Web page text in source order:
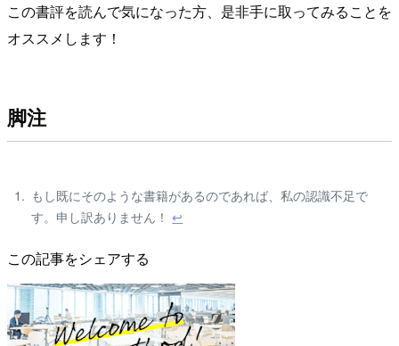
この書評を読んで気になった方、是非手に取ってみることを
オススメします！
脚注
もし既にそのような書籍があるのであれば、私の認識不足で
す。申し訳ありません！↩
この記事をシェアする